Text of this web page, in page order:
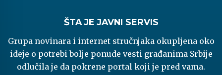
ŠTA JE JAVNI SERVIS
Grupa novinara i internet stručnjaka okupljena oko
ideje o potrebi bolje ponude vesti građanima Srbije
odlučila je da pokrene portal koji je pred vama.